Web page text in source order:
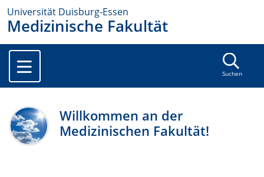
Universität Duisburg-Essen
Medizinische Fakultät
Suchen
Willkommen an der
Medizinischen Fakultät!